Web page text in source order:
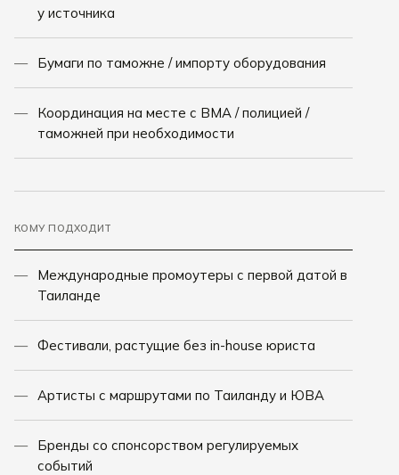
у источника
Бумаги по таможне / импорту оборудования
Координация на месте с BMA / полицией /
таможней при необходимости
КОМУ ПОДХОДИТ
Международные промоутеры с первой датой в
Таиланде
Фестивали, растущие без in-house юриста
Артисты с маршрутами по Таиланду и ЮВА
Бренды со спонсорством регулируемых
событий